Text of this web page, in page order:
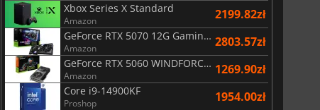
Xbox Series X Standard
Amazon 2199.82zł
GeForce RTX 5070 12G Gaming Trio OC Black
Amazon 2803.57zł
GeForce RTX 5060 WINDFORCE OC 8G
Amazon 1269.90zł
Core i9-14900KF
Proshop 1954.00zł